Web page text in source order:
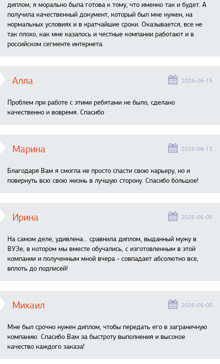
диплом, я морально была готова к тому, что именно так и будет. А
получила качественный документ, который был мне нужен, на
нормальных условиях и в кратчайшие сроки. Оказывается, все не
так плохо, как мне казалось и честные компании работают и в
российском сегменте интернета.
Алла 2026-06-16
Проблем при работе с этими ребятами не было, сделано
качественно и вовремя. Спасибо
Марина 2026-06-13
Благодаря Вам я смогла не просто спасти свою карьеру, но и
повернуть всю свою жизнь в лучшую сторону. Спасибо большое!
Ирина 2026-06-08
На самом деле, удивлена… сравнила диплом, выданный мужу в
ВУЗе, в котором мы вместе обучались, с изготовленным в этой
компании и полученным мной вчера - совпадает абсолютно все,
вплоть до подписей!
Михаил 2026-06-08
Мне был срочно нужен диплом, чтобы передать его в заграничную
компанию. Спасибо Вам за быстроту выполнения и высокое
качество каждого заказа!